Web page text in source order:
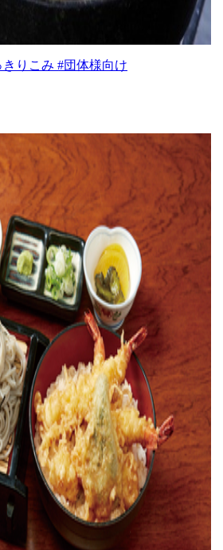
りこみ #団体様向け